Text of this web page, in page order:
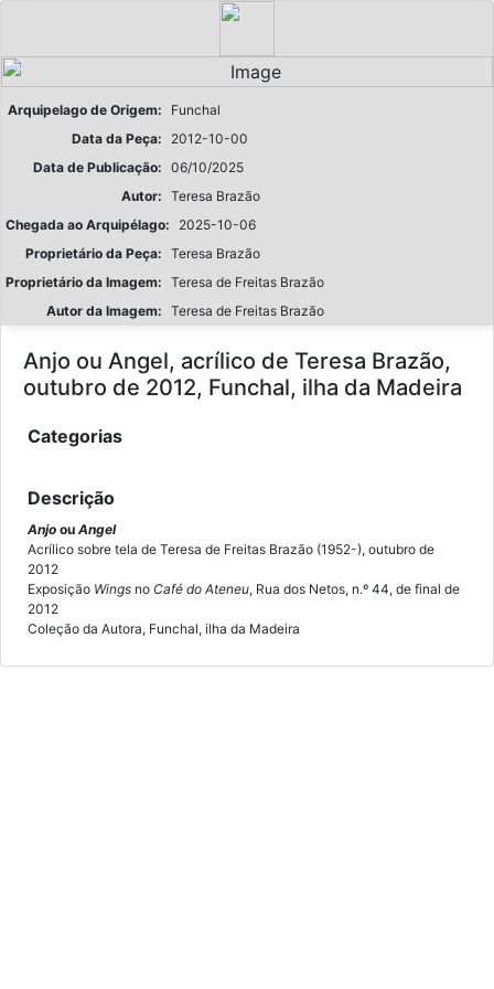
Arquipelago de Origem:
Funchal
Data da Peça:
2012-10-00
Data de Publicação: 06/10/2025
Autor: Teresa Brazão
Chegada ao Arquipélago:
2025-10-06
Proprietário da Peça: Teresa Brazão
Proprietário da Imagem: Teresa de Freitas Brazão
Autor da Imagem: Teresa de Freitas Brazão
Anjo ou Angel, acrílico de Teresa Brazão,
outubro de 2012, Funchal, ilha da Madeira
Categorias
Descrição
Anjo ou Angel
Acrílico sobre tela de Teresa de Freitas Brazão (1952-), outubro de
2012
Exposição Wings no Café do Ateneu, Rua dos Netos, n.º 44, de final de
2012
Coleção da Autora, Funchal, ilha da Madeira